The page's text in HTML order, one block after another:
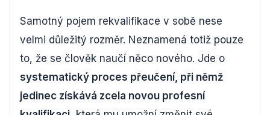
Samotný pojem rekvalifikace v sobě nese
velmi důležitý rozměr. Neznamená totiž pouze
to, že se člověk naučí něco nového. Jde o
systematický proces přeučení, při němž
jedinec získává zcela novou profesní